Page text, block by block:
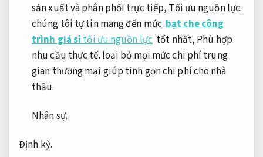
sản xuất và phân phối trực tiếp, Tối ưu nguồn lực.
chúng tôi tự tin mang đến mức bạt che công
trình giá sỉtối ưu nguồn lực tốt nhất, Phù hợp
nhu cầu thực tế. loại bỏ mọi mức chi phí trung
gian thương mại giúp tinh gọn chi phí cho nhà
thầu.
Nhân sự.
Định kỳ.